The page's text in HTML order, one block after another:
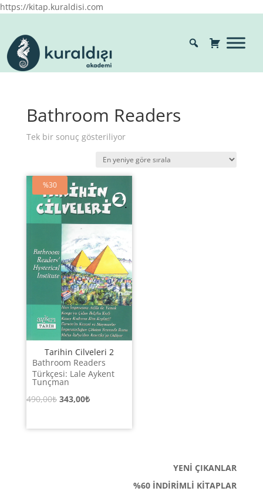
https://kitap.kuraldisi.com
Bathroom Readers
Tek bir sonuç gösteriliyor
%30
Tarihin Cilveleri 2
Bathroom Readers
Türkçesi: Lale Aykent
Tunçman
490,00₺ Orijinal
343,00₺Şu
YENİ ÇIKANLAR
%60 İNDİRİMLİ KİTAPLAR